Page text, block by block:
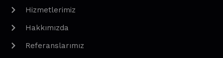
Hizmetlerimiz
Hakkımızda
Referanslarımız